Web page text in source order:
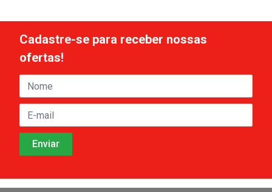
Cadastre-se para receber nossas
ofertas!